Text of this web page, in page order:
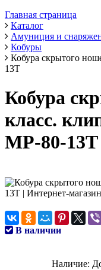
Главная страница
Каталог
Амуниция и
Кобуры
Кобура скрытого
13Т
Кобура
класс.
МР-80-13Т
В наличии
Наличие: